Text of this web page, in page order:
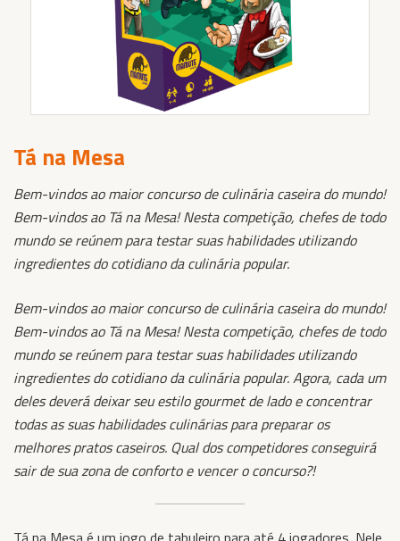
Tá na Mesa
Bem-vindos ao maior concurso de culinária caseira do mundo!
Bem-vindos ao Tá na Mesa! Nesta competição, chefes de todo
mundo se reúnem para testar suas habilidades utilizando
ingredientes do cotidiano da culinária popular.
Bem-vindos ao maior concurso de culinária caseira do mundo!
Bem-vindos ao Tá na Mesa! Nesta competição, chefes de todo
mundo se reúnem para testar suas habilidades utilizando
ingredientes do cotidiano da culinária popular.Agora, cada um
deles deverá deixar seu estilo gourmet de lado e concentrar
todas as suas habilidades culinárias para preparar os
melhores pratos caseiros. Qual dos competidores conseguirá
sair de sua zona de conforto e vencer o concurso?!